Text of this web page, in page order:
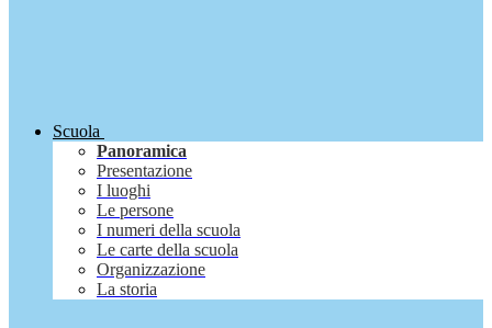
Scuola
Panoramica
Presentazione
I luoghi
Le persone
I numeri della scuola
Le carte della scuola
Organizzazione
La storia